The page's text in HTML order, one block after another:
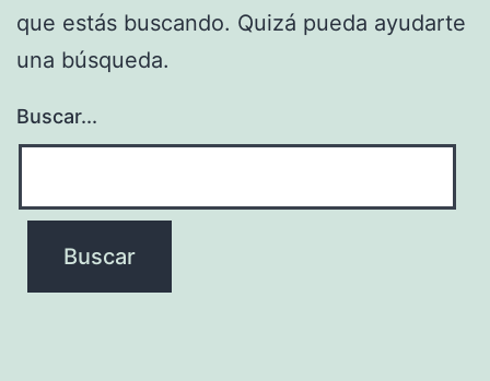
que estás buscando. Quizá pueda ayudarte
una búsqueda.
Buscar...